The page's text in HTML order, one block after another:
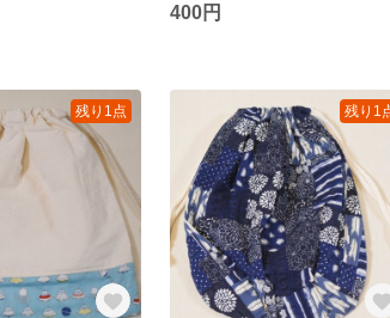
400円
残り1点 残り1